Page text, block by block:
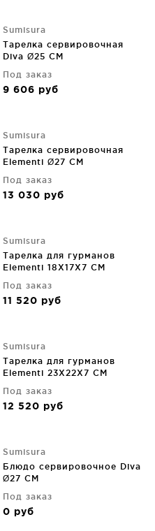
Sumisura
Тарелка сервировочная
Diva Ø25 CM
Под заказ
9 606 руб
Sumisura
Тарелка сервировочная
Elementi Ø27 CM
Под заказ
13 030 руб
Sumisura
Тарелка для гурманов
Elementi 18X17X7 CM
Под заказ
11 520 руб
Sumisura
Тарелка для гурманов
Elementi 23X22X7 CM
Под заказ
12 520 руб
Sumisura
Блюдо сервировочное Diva
Ø27 CM
Под заказ
0 руб